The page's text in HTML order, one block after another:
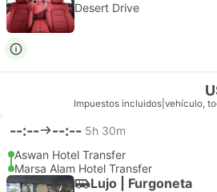
Desert Drive
Impuestos incluidos vehículo,
--:-- --:-- 5h 30m
Aswan Hotel Transfer
Marsa Alam Hotel Transfer
Lujo | Furgoneta